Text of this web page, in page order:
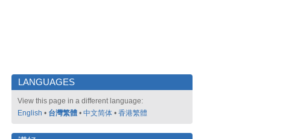
LANGUAGES
View this page in a different language:
English • 台灣繁體 • 中文简体 • 香港繁體